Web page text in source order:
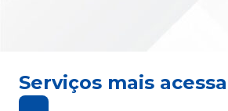
Serviços mais